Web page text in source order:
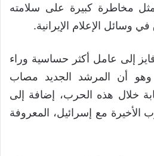
مخاطرة كبيرة على سلامته
الإعلام الإيرانية.
إلى عامل أكثر حساسية وراء
وهو أن المرشد الجديد مصاب
خلال هذه الحرب، إضافة إلى
الأخيرة مع إسرائيل، المعروفة